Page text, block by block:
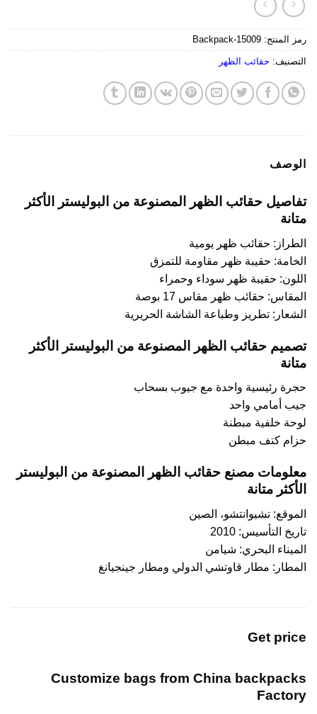
رمز المنتج: Backpack-15009
التصنيف: حقائب الظهر
الوصف
تفاصيل حقائب الظهر المصنوعة من البوليستر الأكثر
متانة
الطراز: حقائب ظهر يومية
الخامة: حقيبة ظهر مقاومة للتمزق
اللون: حقيبة ظهر سوداء وحمراء
المقاس: حقائب ظهر مقاس 17 بوصة
الشعار: تطريز وطباعة الشاشة الحريرية
تصميم حقائب الظهر المصنوعة من البوليستر الأكثر
متانة
حجرة رئيسية واحدة مع جيوب بسحاب
جيب أمامي واحد
لوحة خلفية مبطنة
حزام كتف مبطن
معلومات مصنع حقائب الظهر المصنوعة من البوليستر
الأكثر متانة
الموقع: تشيوانتشو، الصين
تاريخ التأسيس: 2010
الميناء البحري: شيامن
المطار: مطار قاوتشي الدولي ومطار جينجيانغ
Get price
Customize bags from China backpacks
Factory